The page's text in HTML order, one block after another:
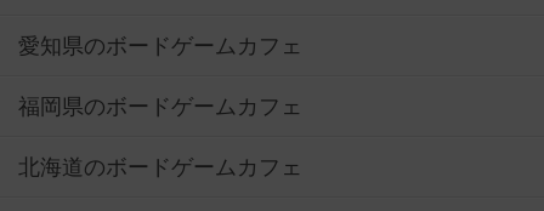
愛知県のボードゲームカフェ
福岡県のボードゲームカフェ
北海道のボードゲームカフェ